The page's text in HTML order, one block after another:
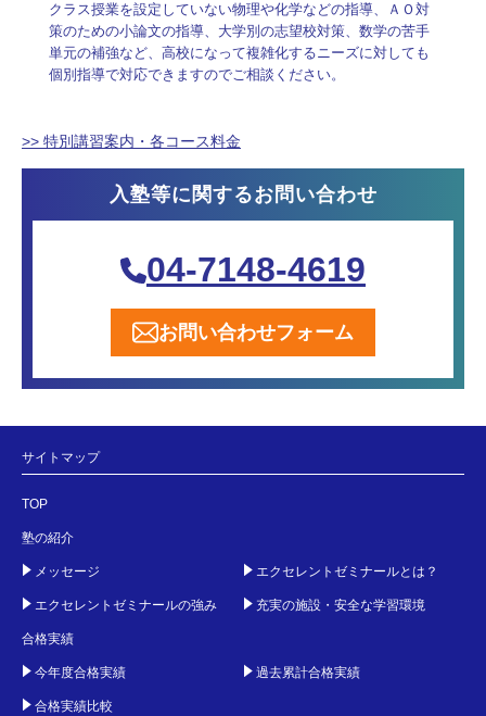
クラス授業を設定していない物理や化学などの指導、ＡＯ対
策のための小論文の指導、大学別の志望校対策、数学の苦手
単元の補強など、高校になって複雑化するニーズに対しても
個別指導で対応できますのでご相談ください。
>> 特別講習案内・各コース料金
入塾等に関するお問い合わせ
04-7148-4619
お問い合わせフォーム
サイトマップ
TOP
塾の紹介
メッセージ エクセレントゼミナールとは？
エクセレントゼミナールの強み 充実の施設・安全な学習環境
合格実績
今年度合格実績 過去累計合格実績
合格実績比較